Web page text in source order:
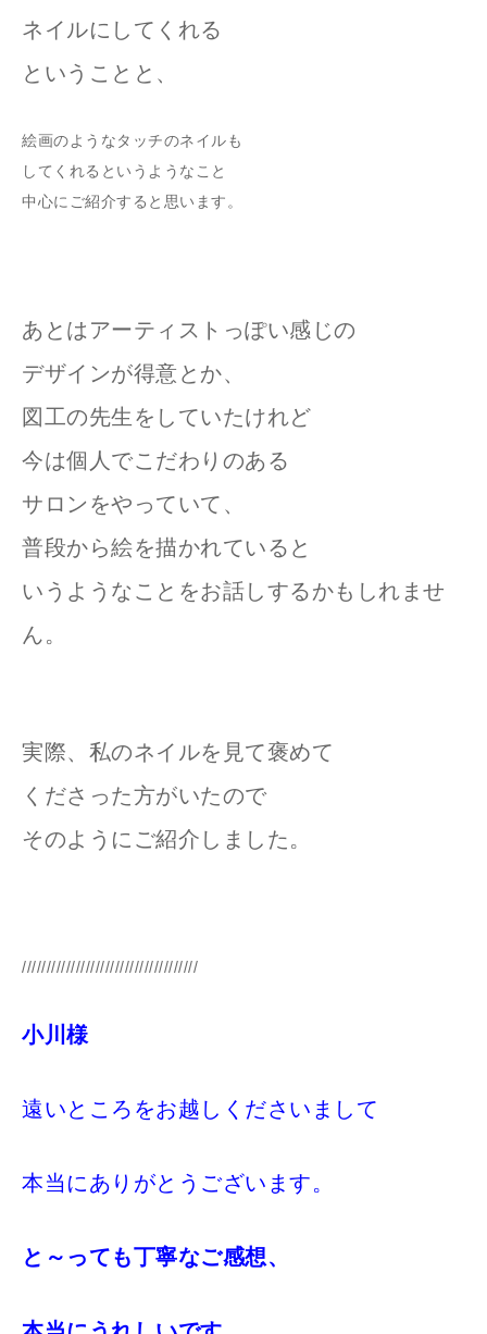
ネイルにしてくれる
ということと、
絵画のようなタッチのネイルも
してくれるというようなこと
中心にご紹介すると思います。
あとはアーティストっぽい感じの
デザインが得意とか、
図工の先生をしていたけれど
今は個人でこだわりのある
サロンをやっていて、
普段から絵を描かれていると
いうようなことをお話しするかもしれませ
ん。
実際、私のネイルを見て褒めて
くださった方がいたので
そのようにご紹介しました。
////////////////////////////////////
小川様
遠いところをお越しくださいまして
本当にありがとうございます。
と～っても丁寧なご感想、